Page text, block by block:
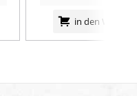
in den